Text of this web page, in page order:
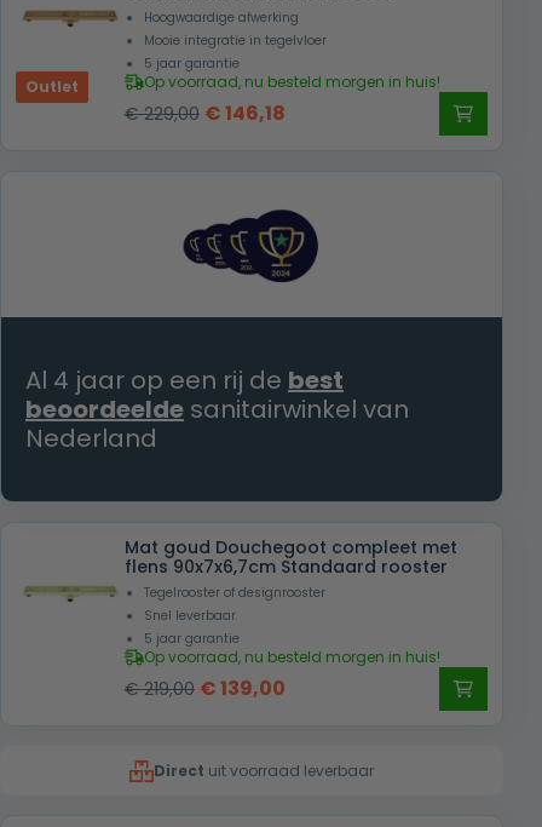
Hoogwaardige afwerking
Mooie integratie in tegelvloer
5 jaar garantie
Op voorraad, nu besteld morgen in huis!
€229,00 Oorspronkelijke
was:
€ 229,00.
€146,18
is:
€ 146,18.
Outlet
Al 4 jaar op een rij de best
beoordeelde sanitairwinkel van
Nederland
Mat goud Douchegoot compleet met
flens 90x7x6,7cm Standaard rooster
Tegelrooster of designrooster
Snel leverbaar
5 jaar garantie
Op voorraad, nu besteld morgen in huis!
€219,00 Oorspronkelijke
€ 219,00.
€139,00
€ 139,00.
Direct uit voorraad leverbaar